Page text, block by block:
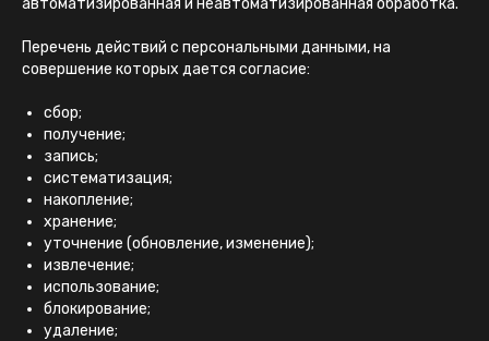
автоматизированная и неавтоматизированная обработка.
Перечень действий с персональными данными, на
совершение которых дается согласие:
сбор;
получение;
запись;
систематизация;
накопление;
хранение;
уточнение (обновление, изменение);
извлечение;
использование;
блокирование;
удаление;